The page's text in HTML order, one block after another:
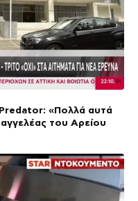
«Πολλά αυτά
του Αρείου